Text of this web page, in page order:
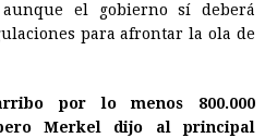
d
r
t
d
i
el gobierno sí deberá
para afrontar la ola de
por lo menos 800.000
Merkel dijo al principal